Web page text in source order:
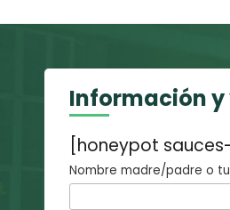
Información
[honeypot
Nombre madre/padre o